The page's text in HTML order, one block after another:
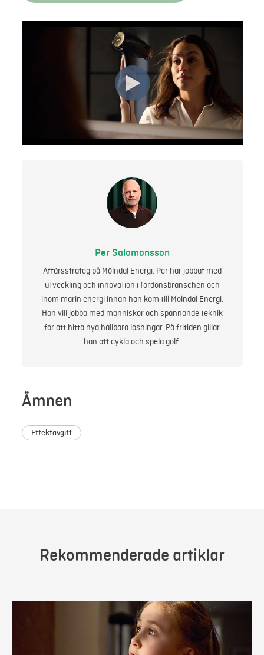
Per Salomonsson
Affärsstrateg på Mölndal Energi. Per har jobbat med
utveckling och innovation i fordonsbranschen och
inom marin energi innan han kom till Mölndal Energi.
Han vill jobba med människor och spännande teknik
för att hitta nya hållbara lösningar. På fritiden gillar
han att cykla och spela golf.
Ämnen
Effektavgift
Rekommenderade artiklar